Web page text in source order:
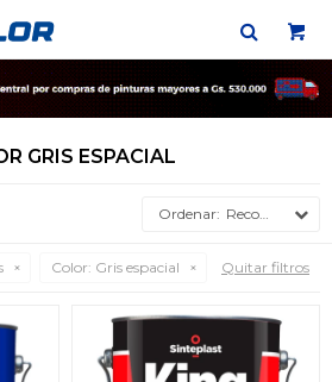
GRIS ESPACIAL
Recomendados
Color: Gris espacial Quitar filtros